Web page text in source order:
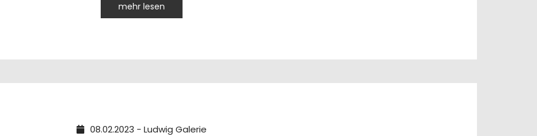
mehr lesen
08.02.2023 - Ludwig Galerie